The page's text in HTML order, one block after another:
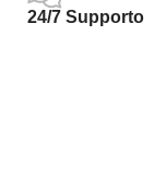
24/7 Supporto